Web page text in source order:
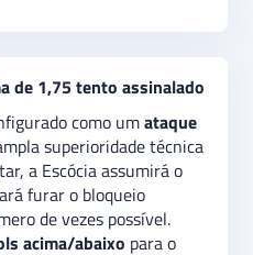
de 1,75 tento assinalado
como umataque
superioridade técnica
a Escócia assumirá o
furar o bloqueio
de vezes possível.
acima/abaixo para o